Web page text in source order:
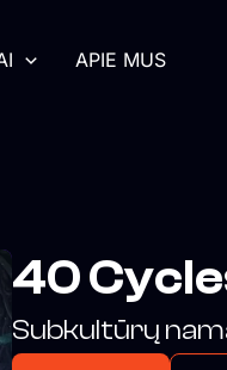
APIE MUS
40
Subkultūrų